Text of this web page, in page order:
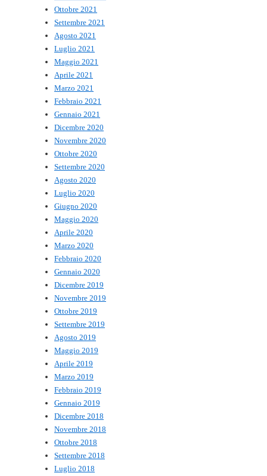
Ottobre 2021
Settembre 2021
Agosto 2021
Luglio 2021
Maggio 2021
Aprile 2021
Marzo 2021
Febbraio 2021
Gennaio 2021
Dicembre 2020
Novembre 2020
Ottobre 2020
Settembre 2020
Agosto 2020
Luglio 2020
Giugno 2020
Maggio 2020
Aprile 2020
Marzo 2020
Febbraio 2020
Gennaio 2020
Dicembre 2019
Novembre 2019
Ottobre 2019
Settembre 2019
Agosto 2019
Maggio 2019
Aprile 2019
Marzo 2019
Febbraio 2019
Gennaio 2019
Dicembre 2018
Novembre 2018
Ottobre 2018
Settembre 2018
Luglio 2018